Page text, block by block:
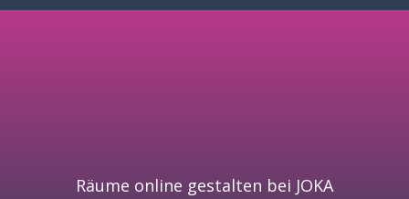
Räume online gestalten bei JOKA